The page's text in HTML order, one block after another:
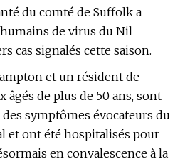
du comté de Suffolk a
de virus du Nil
cas signalés cette saison.
et un résident de
de plus de 50 ans, sont
symptômes évocateurs du
et ont été hospitalisés pour
en convalescence à la